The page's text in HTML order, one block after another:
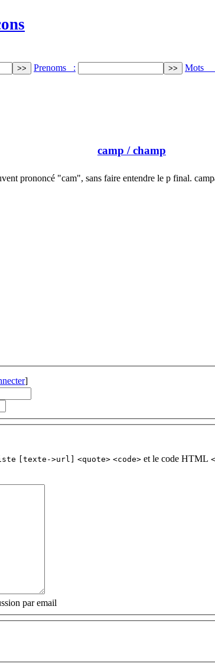
Prenoms : Mots
camp / champ
prononcé "cam", sans faire entendre le p final.
]
[texte->url] <quote> <code> et le code HTML
par email